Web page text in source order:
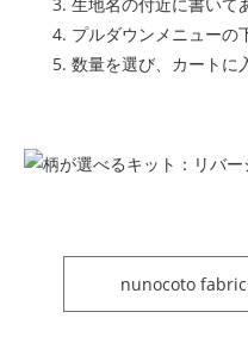
プルダウンメニューの
数量を選び、カートに
nunocoto fabric